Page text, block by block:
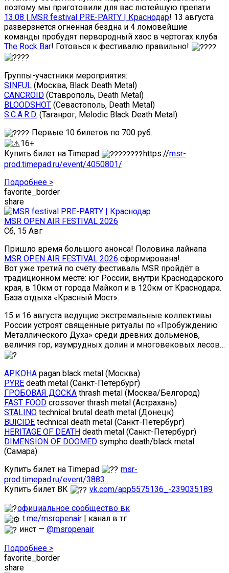
поэтому мы приготовили для вас лютейшую препати
13.08 | MSR festival PRE-PARTY | Краснодар! 13 августа
разверзнется огненная бездна и 4 ломовейшие
команды пробудят первородный хаос в чертогах клуба
The Rock Bar! Готовься к фестивалю правильно!
Группы-участники мероприятия:
SINFUL (Москва, Black Death Metal)
CANCROID (Ставрополь, Death Metal)
BLOODSHOT (Севастополь, Death Metal)
S.C.A.R.D. (Таганрог, Melodic Black Death Metal)
Первые 10 билетов по 700 руб.
16+
Купить билет на Timepad
https://msr-
prod.timepad.ru/event/4050801/
Подробнее >
favorite_border
share
MSR OPEN AIR FESTIVAL 2026
Сб, 15 Авг
Пришло время большого анонса! Половина лайнапа
MSR OPEN AIR FESTIVAL 2026 сформирована!
Вот уже третий по счёту фестиваль MSR пройдёт в
традиционном месте: юг России, внутри Краснодарского
края, в 10км от города Майкоп и в 120км от Краснодара.
База отдыха «Красный Мост».
15 и 16 августа ведущие экстремальные коллективы
России устроят священные ритуалы по «Пробуждению
Металлического Духа» среди древних дольменов,
величия гор, изумрудных долин и многовековых лесов…
АРКОНА pagan black metal (Москва)
PYRE death metal (Санкт-Петербург)
ГРОБОВАЯ ДОСКА thrash metal (Москва/Белгород)
FAST FOOD crossover thrash metal (Астрахань)
STALINO technical brutal death metal (Донецк)
BUICIDE technical death metal (Санкт-Петербург)
HERITAGE OF DEATH death metal (Санкт-Петербург)
DIMENSION OF DOOMED sympho death/black metal
(Самара)
Купить билет на Timepad
msr-
prod.timepad.ru/event/3883…
Купить билет ВК
vk.com/app5575136_-239035189
официальное сообщество вк
t.me/msropenair | канал в тг
инст —@msropenair
Подробнее >
favorite_border
share